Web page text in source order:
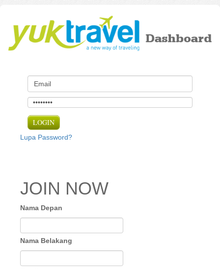
Lupa Password?
JOIN NOW
Nama Depan
Nama Belakang